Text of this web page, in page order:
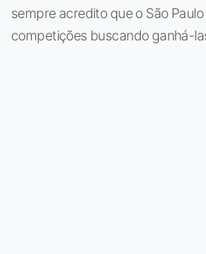
sempre acredito que o São
competições buscando ganhá-